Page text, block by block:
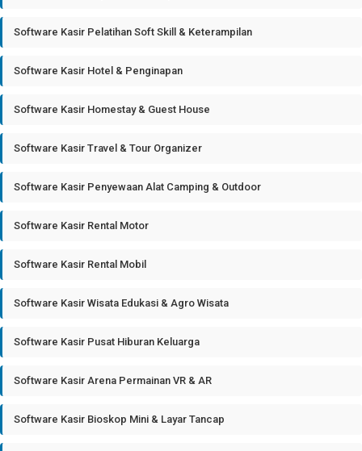
Software Kasir Pelatihan Soft Skill & Keterampilan
Software Kasir Hotel & Penginapan
Software Kasir Homestay & Guest House
Software Kasir Travel & Tour Organizer
Software Kasir Penyewaan Alat Camping & Outdoor
Software Kasir Rental Motor
Software Kasir Rental Mobil
Software Kasir Wisata Edukasi & Agro Wisata
Software Kasir Pusat Hiburan Keluarga
Software Kasir Arena Permainan VR & AR
Software Kasir Bioskop Mini & Layar Tancap